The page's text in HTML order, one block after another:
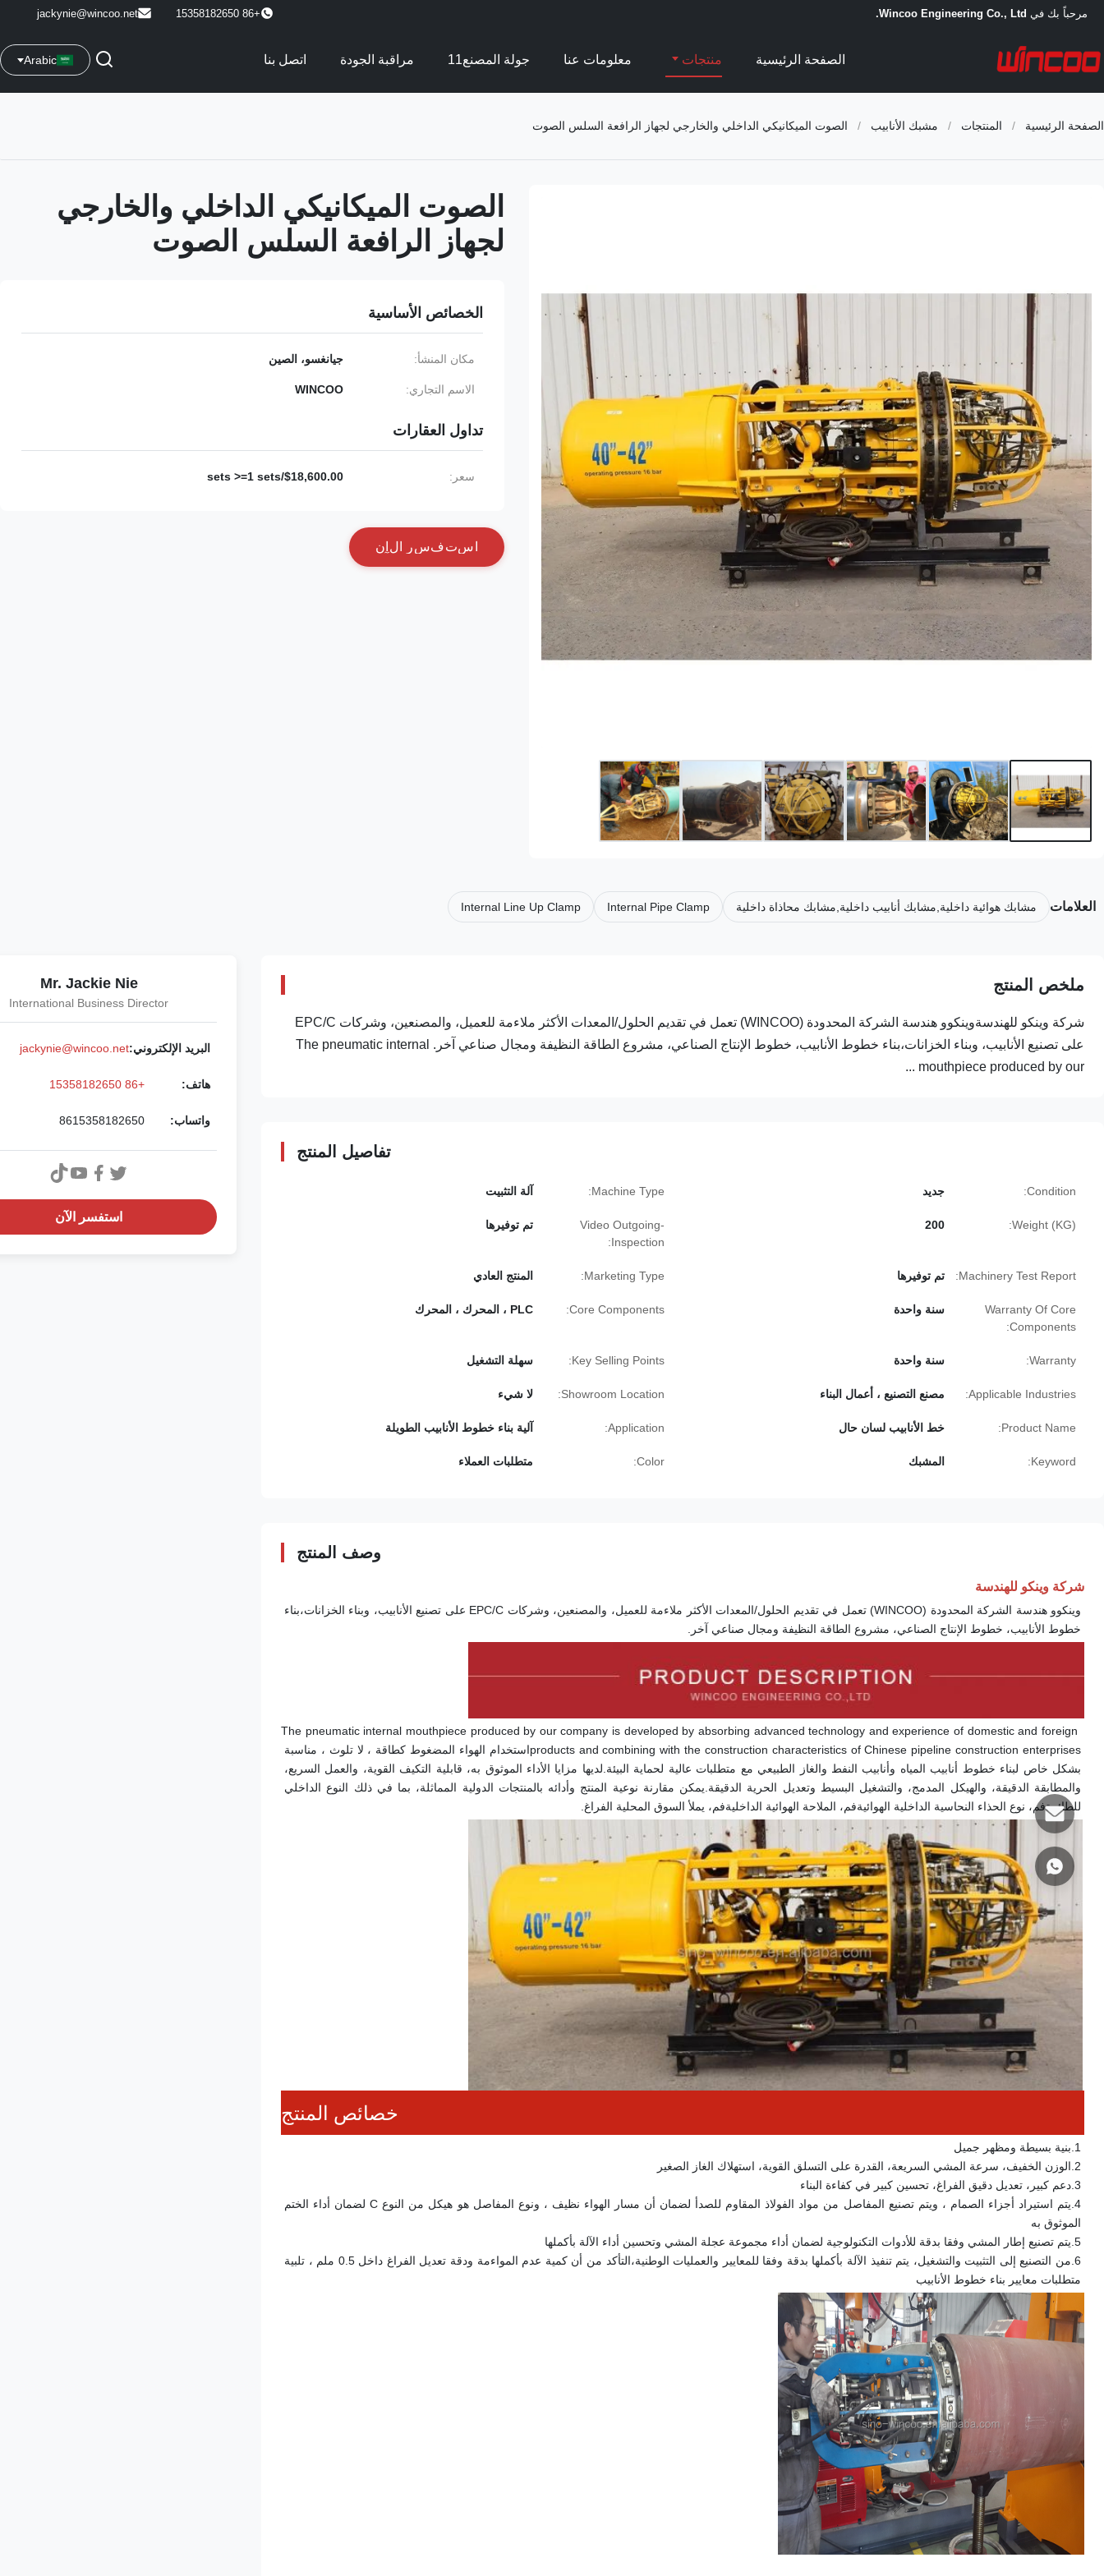
مرحباً بك في Wincoo Engineering Co., Ltd.
+86 15358182650
jackynie@wincoo.net
الصفحة الرئيسية منتجات معلومات عنا جولة المصنع11 مراقبة الجودة اتصل بنا Arabic
الصفحة الرئيسية / المنتجات / مشبك الأنابيب / الصوت الميكانيكي الداخلي والخارجي لجهاز الرافعة السلس الصوت
الصوت الميكانيكي الداخلي والخارجي
لجهاز الرافعة السلس الصوت
الخصائص الأساسية
مكان المنشأ: جيانغسو، الصين
الاسم التجاري: WINCOO
تداول العقارات
سعر: $18,600.00/sets >=1 sets
ستفسر ل ن
العلامات مشابك هوائية داخلية,مشابك أنابيب داخلية,مشابك محاذاة داخلية Internal Pipe Clamp
Internal Line Up Clamp
ملخص المنتج
شركة وينكو للهندسةوينكوو هندسة الشركة المحدودة (WINCOO) تعمل في تقديم الحلول/المعدات الأكثر ملاءمة للعميل، والمصنعين، وشركات EPC/C
على تصنيع الأنابيب، وبناء الخزانات،بناء خطوط الأنابيب، خطوط الإنتاج الصناعي، مشروع الطاقة النظيفة ومجال صناعي آخر. The pneumatic internal
mouthpiece produced by our ...
تفاصيل المنتج
Condition: جديد Machine Type: آلة التثبيت
Weight (KG):
200
Video Outgoing-
Inspection:
تم توفيرها
Machinery Test Report: تم توفيرها Marketing Type: المنتج العادي
Warranty Of Core
Components:
سنة واحدة Core Components: PLC ، المحرك ، المحرك
Warranty: سنة واحدة Key Selling Points: سهلة التشغيل
Applicable Industries: مصنع التصنيع ، أعمال البناء Showroom Location: لا شيء
Product Name: خط الأنابيب لسان حال Application: آلية بناء خطوط الأنابيب الطويلة
Keyword: المشبك Color: متطلبات العملاء
وصف المنتج
شركة وينكو للهندسة
خطوط الأنابيب، خطوط الإنتاج الصناعي، مشروع الطاقة النظيفة ومجال صناعي آخر.
The pneumatic internal mouthpiece produced by our company is developed by absorbing advanced technology and experience of domestic and foreign
للطائرةفم، نوع الحذاء النحاسية الداخلية الهوائيةفم، الملاحة الهوائية الداخليةفم، يملأ السوق المحلية الفراغ.
خصائص المنتج
1. بنية بسيطة ومظهر جميل
2. الوزن الخفيف، سرعة المشي السريعة، القدرة على التسلق القوية، استهلاك الغاز الصغير
3. دعم كبير، تعديل دقيق الفراغ، تحسين كبير في كفاءة البناء
4.
الموثوق به
5. يتم تصنيع إطار المشي وفقا بدقة للأدوات التكنولوجية لضمان أداء مجموعة عجلة المشي وتحسين أداء الآلة بأكملها
6.
متطلبات معايير بناء خطوط الأنابيب
Mr. Jackie Nie
International Business Director
البريد الإلكتروني:jackynie@wincoo.net
هاتف: +86 15358182650
واتساب: 8615358182650
استفسر الآن